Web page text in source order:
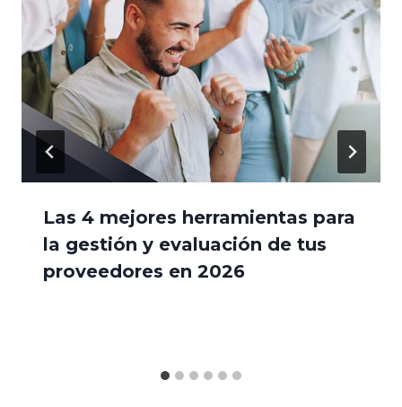
Las 4 mejores herramientas para
la gestión y evaluación de tus
proveedores en 2026